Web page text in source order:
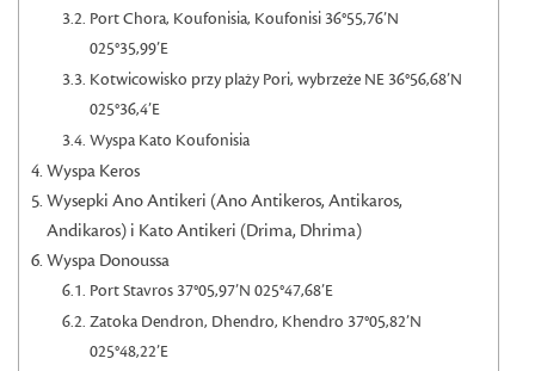
Port Chora, Koufonisia, Koufonisi 36°55,76’N
025°35,99’E
Kotwicowisko przy plaży Pori, wybrzeże NE 36°56,68’N
025°36,4’E
Wyspa Kato Koufonisia
Wyspa Keros
Wysepki Ano Antikeri (Ano Antikeros, Antikaros,
Andikaros) i Kato Antikeri (Drima, Dhrima)
Wyspa Donoussa
Port Stavros 37°05,97’N 025°47,68’E
Zatoka Dendron, Dhendro, Khendro 37°05,82’N
025°48,22’E